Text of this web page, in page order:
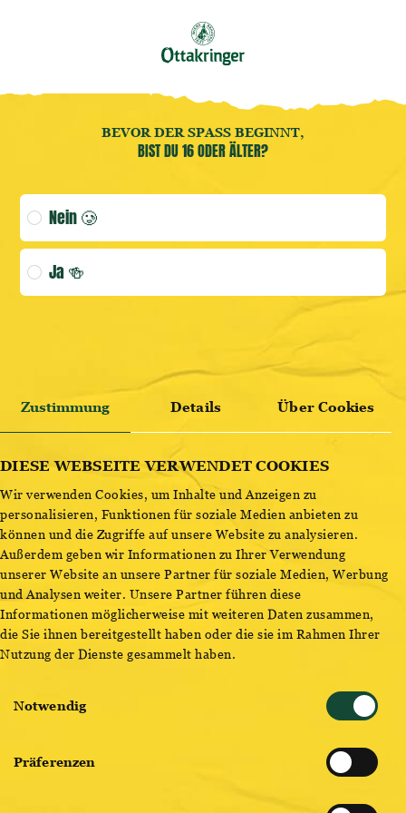
Benutzermenü öffnen
ANMELDEN
HIER REGISTRIEREN
Benutzermenü öffnen 28
28.02.2024
TINLICKER LIVE
OTTAKRINGER BRAUEREI 19:00
consisting of Micha Heyboer (Drums, Keys) and Jordi van
The name ‘Tinlicker’ comes from circuit bending, which is
the creative, chance-based customization of the circuits
within electronic devices to create new musical or visual
BEVOR DER SPASS BEGINNT,
BIST DU 16 ODER ÄLTER?
Age verification selection
Nein 🥲
Ja 🍻
Zustimmung Details Über Cookies
DIESE WEBSEITE VERWENDET COOKIES
Wir verwenden Cookies, um Inhalte und Anzeigen zu
personalisieren, Funktionen für soziale Medien anbieten zu
können und die Zugriffe auf unsere Website zu analysieren.
Außerdem geben wir Informationen zu Ihrer Verwendung
unserer Website an unsere Partner für soziale Medien, Werbung
und Analysen weiter. Unsere Partner führen diese
Informationen möglicherweise mit weiteren Daten zusammen,
die Sie ihnen bereitgestellt haben oder die sie im Rahmen Ihrer
Nutzung der Dienste gesammelt haben.
Notwendig
Präferenzen